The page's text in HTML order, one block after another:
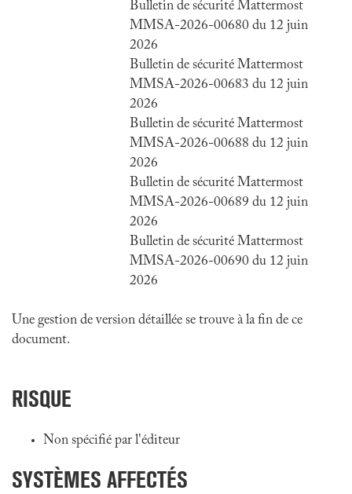
Bulletin de sécurité Mattermost
MMSA-2026-00680 du 12 juin
2026
Bulletin de sécurité Mattermost
MMSA-2026-00683 du 12 juin
2026
Bulletin de sécurité Mattermost
MMSA-2026-00688 du 12 juin
2026
Bulletin de sécurité Mattermost
MMSA-2026-00689 du 12 juin
2026
Bulletin de sécurité Mattermost
MMSA-2026-00690 du 12 juin
2026
Une gestion de version détaillée se trouve à la fin de ce
document.
RISQUE
Non spécifié par l'éditeur
SYSTÈMES AFFECTÉS